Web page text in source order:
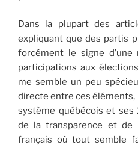
Dans la plupart des
expliquant que des partis
forcément le signe d’une
participations aux
me semble un peu
directe entre ces éléments,
système québécois et ses
de la transparence et
français où tout semble